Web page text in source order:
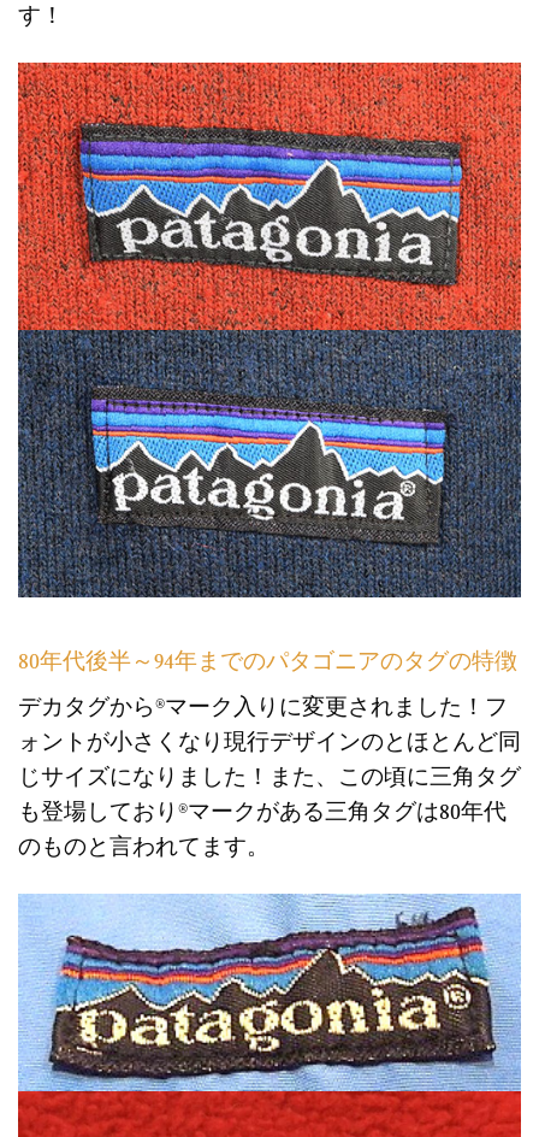
す！
80年代後半～94年までのパタゴニアのタグの特徴
デカタグから®マーク入りに変更されました！フ
ォントが小さくなり現行デザインのとほとんど同
じサイズになりました！また、この頃に三角タグ
も登場しており®マークがある三角タグは80年代
のものと言われてます。